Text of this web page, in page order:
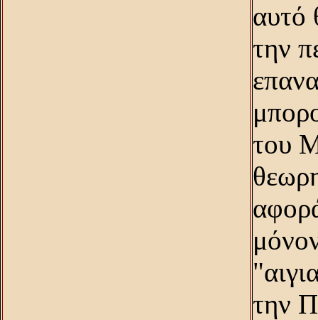
αυτό
την
του
την